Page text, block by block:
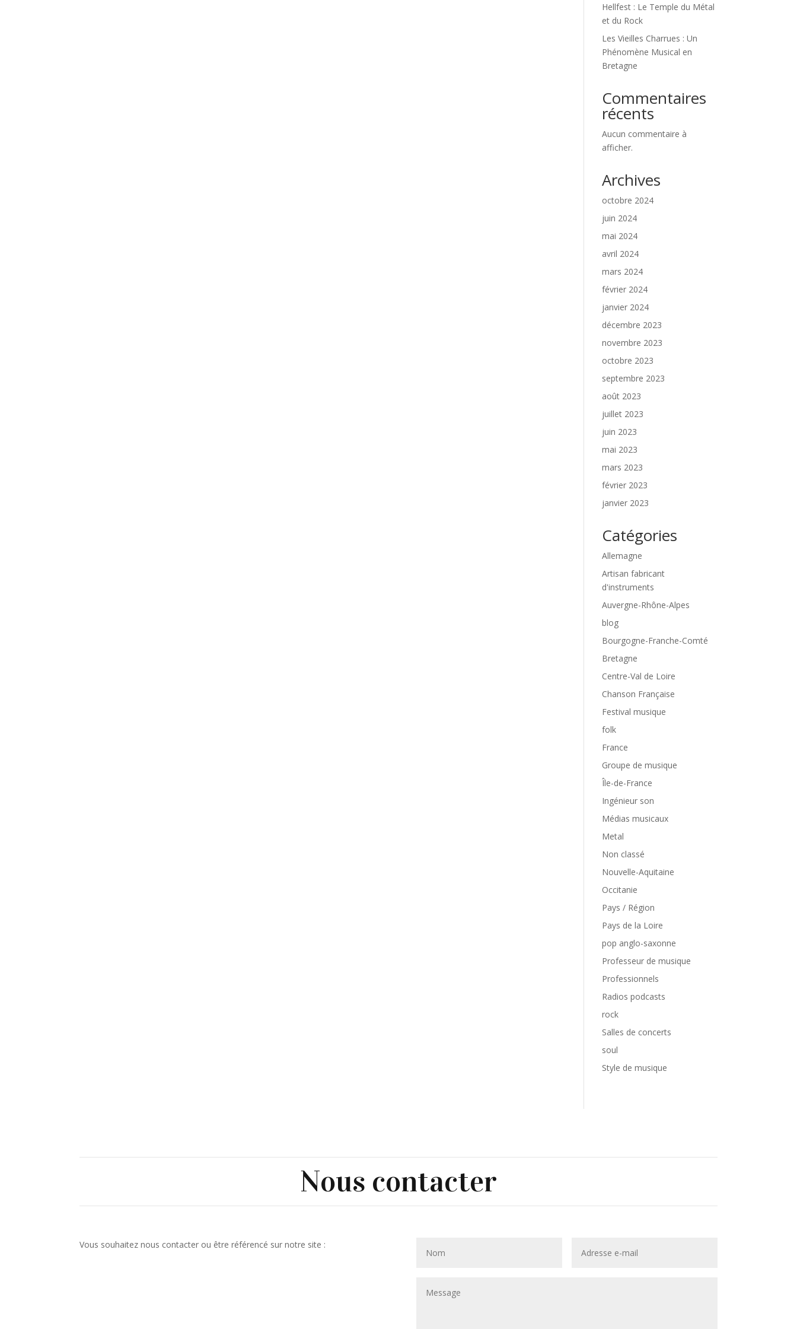
Hellfest : Le Temple du Métal
et du Rock
Les Vieilles Charrues : Un
Phénomène Musical en
Bretagne
Commentaires
récents
Aucun commentaire à
afficher.
Archives
octobre 2024
juin 2024
mai 2024
avril 2024
mars 2024
février 2024
janvier 2024
décembre 2023
novembre 2023
octobre 2023
septembre 2023
août 2023
juillet 2023
juin 2023
mai 2023
mars 2023
février 2023
janvier 2023
Catégories
Allemagne
Artisan fabricant
d'instruments
Auvergne-Rhône-Alpes
blog
Bourgogne-Franche-Comté
Bretagne
Centre-Val de Loire
Chanson Française
Festival musique
folk
France
Groupe de musique
Île-de-France
Ingénieur son
Médias musicaux
Metal
Non classé
Nouvelle-Aquitaine
Occitanie
Pays / Région
Pays de la Loire
pop anglo-saxonne
Professeur de musique
Professionnels
Radios podcasts
rock
Salles de concerts
soul
Style de musique
Nous contacter
Vous souhaitez nous contacter ou être référencé sur notre site :